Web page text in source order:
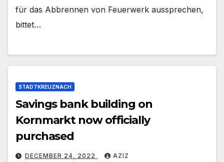
für das Abbrennen von Feuerwerk aussprechen,
bittet…
STADTKREUZNACH
Savings bank building on
Kornmarkt now officially
purchased
DECEMBER 24, 2022 AZIZ